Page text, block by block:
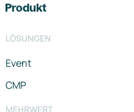
Produkt
LÖSUNGEN
Event
CMP
MEHRWERT